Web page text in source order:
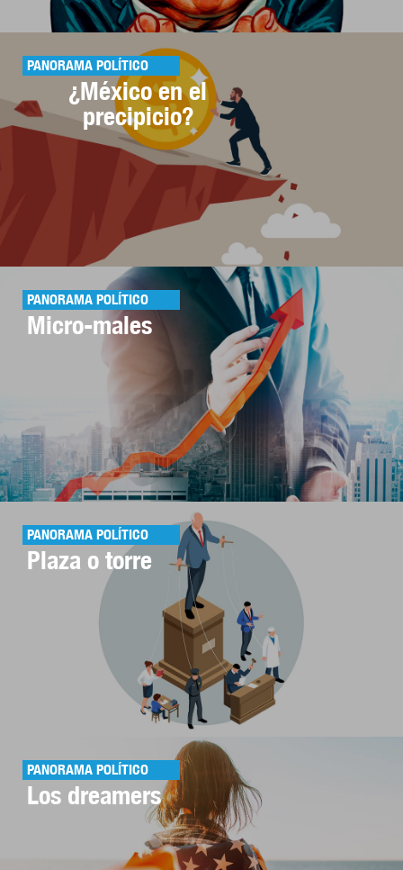
PANORAMA POLÍTICO
¿México en el
precipicio?
PANORAMA POLÍTICO
Micro-males
PANORAMA POLÍTICO
Plaza o torre
PANORAMA POLÍTICO
Los dreamers